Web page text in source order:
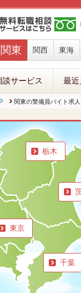
関東 関西 東海
談サービス 最近
関東の警備員バイト求人
東京
千葉
栃木